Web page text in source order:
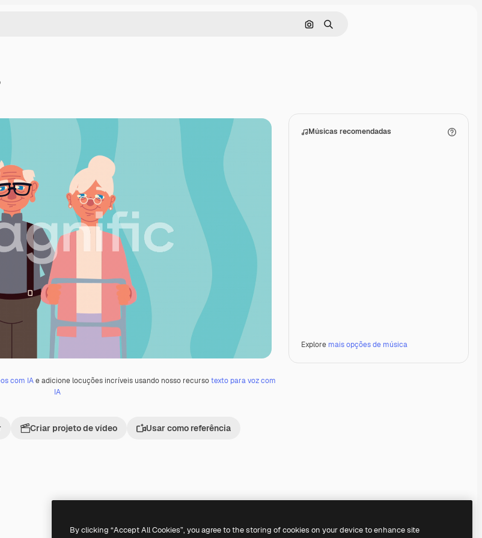
Pesquisar por imagem
Buscar
com IAe adicione locuções incríveis usando nosso recursotexto para voz com
IA
Criar projeto de vídeo Usar como referência
Músicas recomendadas
Explore mais opções de música
Premium
Premium Premium
Premium
By clicking “Accept All Cookies”, you agree to the storing of cookies on your device to enhance site